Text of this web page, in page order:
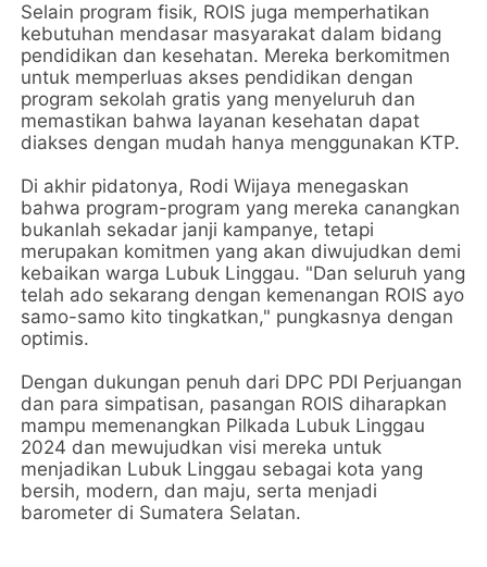
Selain program fisik, ROIS juga memperhatikan
kebutuhan mendasar masyarakat dalam bidang
pendidikan dan kesehatan. Mereka berkomitmen
untuk memperluas akses pendidikan dengan
program sekolah gratis yang menyeluruh dan
memastikan bahwa layanan kesehatan dapat
diakses dengan mudah hanya menggunakan KTP.
Di akhir pidatonya, Rodi Wijaya menegaskan
bahwa program-program yang mereka canangkan
bukanlah sekadar janji kampanye, tetapi
merupakan komitmen yang akan diwujudkan demi
kebaikan warga Lubuk Linggau. "Dan seluruh yang
telah ado sekarang dengan kemenangan ROIS ayo
samo-samo kito tingkatkan," pungkasnya dengan
optimis.
Dengan dukungan penuh dari DPC PDI Perjuangan
dan para simpatisan, pasangan ROIS diharapkan
mampu memenangkan Pilkada Lubuk Linggau
2024 dan mewujudkan visi mereka untuk
menjadikan Lubuk Linggau sebagai kota yang
bersih, modern, dan maju, serta menjadi
barometer di Sumatera Selatan.